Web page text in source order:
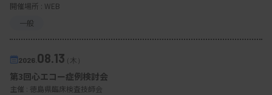
開催場所 : WEB
一般
2026. 08.13（木）
第3回心エコー症例検討会
主催 : 徳島県臨床検査技師会